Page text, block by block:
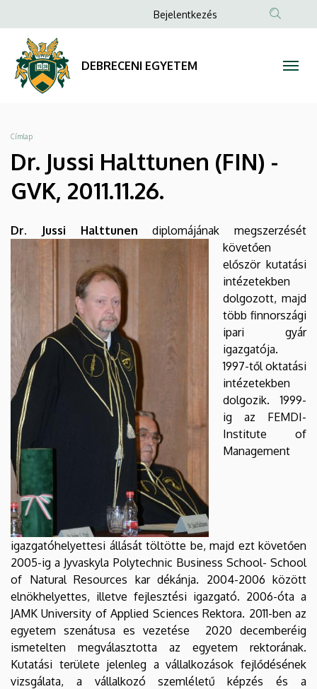
Jussi
Halttunen
(FIN)
GVK,
2011.11.26.
DEBRECENI
EGYETEM
a
tartalomra
Anonim
menüje
Bejelentkezés
DEBRECENI EGYETEM
Morzsa
Címlap
Dr. Jussi Halttunen (FIN) -
GVK, 2011.11.26.
Dr. Jussi Halttunen diplomájának megszerzését
követően
először kutatási
intézetekben
dolgozott, majd
több finnországi
ipari gyár
igazgatója.
1997-től oktatási
intézetekben
dolgozik. 1999-
ig az FEMDI-
Institute of
Management
igazgatóhelyettesi állását töltötte be, majd ezt követően
2005-ig a Jyvaskyla Polytechnic Business School- School
of Natural Resources kar dékánja. 2004-2006 között
elnökhelyettes, illetve fejlesztési igazgató. 2006-óta a
JAMK University of Applied Sciences Rektora. 2011-ben az
egyetem szenátusa es vezetése 2020 decemberéig
ismetelten megválasztotta az egyetem rektorának.
Kutatási területe jelenleg a vállalkozások fejlődésének
vizsgálata, a vállalkozó szemléletű képzés és a